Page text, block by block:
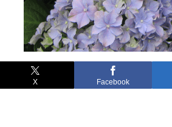
X Facebook